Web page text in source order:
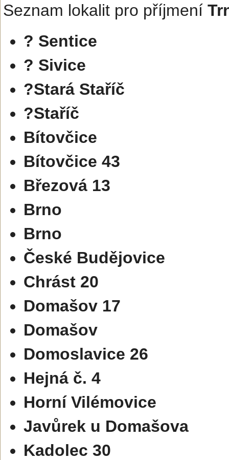
Seznam lokalit pro příjmení
? Sentice
? Sivice
?Stará Staříč
?Staříč
Bítovčice
Bítovčice 43
Březová 13
Brno
Brno
České Budějovice
Chrást 20
Domašov 17
Domašov
Domoslavice 26
Hejná č. 4
Horní Vilémovice
Javůrek u Domašova
Kadolec 30